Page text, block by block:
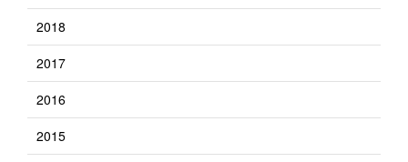
2018
2017
2016
2015